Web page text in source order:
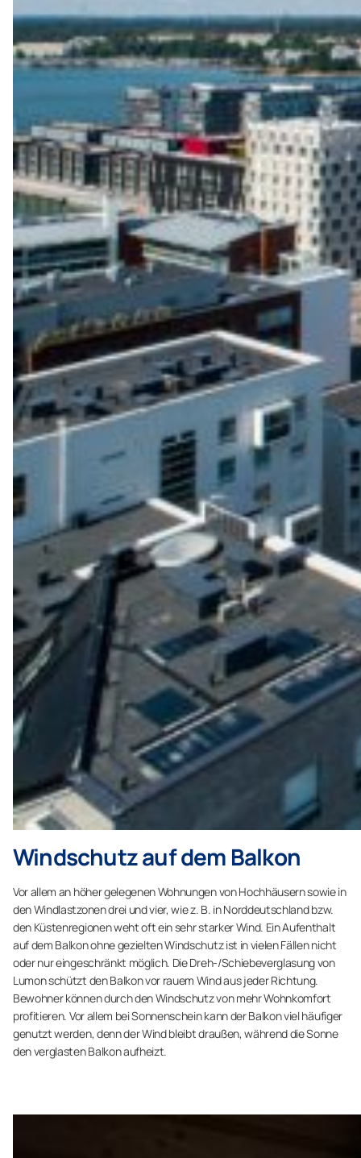
Windschutz auf dem Balkon
Vor allem an höher gelegenen Wohnungen von Hochhäusern sowie in
den Windlastzonen drei und vier, wie z. B. in Norddeutschland bzw.
den Küstenregionen weht oft ein sehr starker Wind. Ein Aufenthalt
auf dem Balkon ohne gezielten Windschutz ist in vielen Fällen nicht
oder nur eingeschränkt möglich. Die Dreh-/Schiebeverglasung von
Lumon schützt den Balkon vor rauem Wind aus jeder Richtung.
Bewohner können durch den Windschutz von mehr Wohnkomfort
profitieren. Vor allem bei Sonnenschein kann der Balkon viel häufiger
genutzt werden, denn der Wind bleibt draußen, während die Sonne
den verglasten Balkon aufheizt.